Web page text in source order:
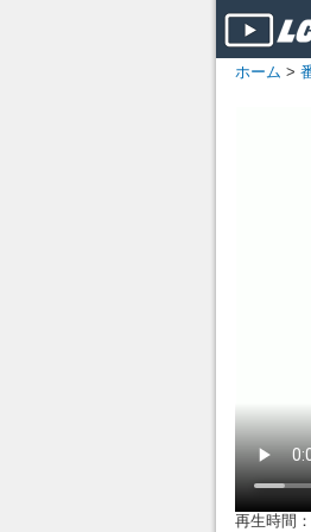
ホーム >
再生時間